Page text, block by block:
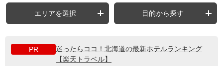
エリアを選択 目的から探す
PR
迷ったらココ！北海道の最新ホテルランキング
【楽天トラベル】